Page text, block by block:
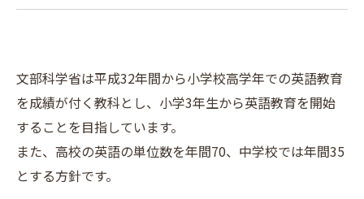
文部科学省は平成32年間から小学校高学年での英語教育
を成績が付く教科とし、小学3年生から英語教育を開始
することを目指しています。
また、高校の英語の単位数を年間70、中学校では年間35
とする方針です。